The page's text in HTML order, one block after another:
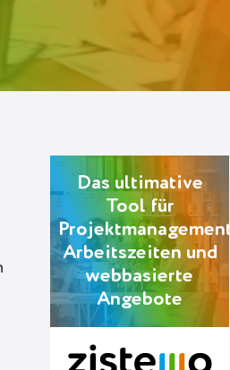
Das ultimative
Tool für
Projektmanagement,
Arbeitszeiten und
webbasierte
Angebote